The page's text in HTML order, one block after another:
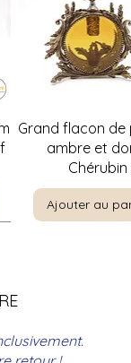
Aperçu
Grand flacon de
ambre et
Chérubin
Ajouter au